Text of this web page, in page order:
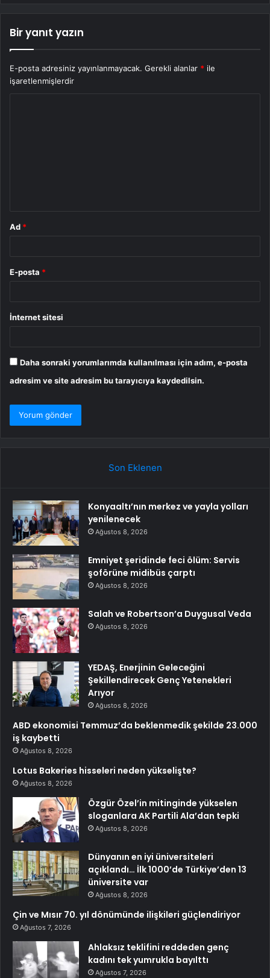
Bir yanıt yazın
E-posta adresiniz yayınlanmayacak. Gerekli alanlar * ile
işaretlenmişlerdir
Ad *
E-posta *
İnternet sitesi
Daha sonraki yorumlarımda kullanılması için adım, e-posta
adresim ve site adresim bu tarayıcıya kaydedilsin.
Son Eklenen
Konyaaltı’nın merkez ve yayla yolları
yenilenecek
Ağustos 8, 2026
Emniyet şeridinde feci ölüm: Servis
şoförüne midibüs çarptı
Ağustos 8, 2026
Salah ve Robertson’a Duygusal Veda
Ağustos 8, 2026
YEDAŞ, Enerjinin Geleceğini
Şekillendirecek Genç Yetenekleri
Arıyor
Ağustos 8, 2026
ABD ekonomisi Temmuz’da beklenmedik şekilde 23.000
iş kaybetti
Ağustos 8, 2026
Lotus Bakeries hisseleri neden yükselişte?
Ağustos 8, 2026
Özgür Özel’in mitinginde yükselen
sloganlara AK Partili Ala’dan tepki
Ağustos 8, 2026
Dünyanın en iyi üniversiteleri
açıklandı… İlk 1000’de Türkiye’den 13
üniversite var
Ağustos 8, 2026
Çin ve Mısır 70. yıl dönümünde ilişkileri güçlendiriyor
Ağustos 7, 2026
Ahlaksız teklifini reddeden genç
kadını tek yumrukla bayılttı
Ağustos 7, 2026